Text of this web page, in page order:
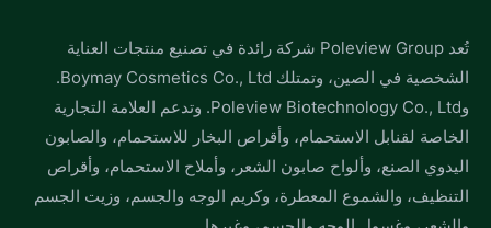
تُعد Poleview Group شركة رائدة في تصنيع منتجات العناية
الشخصية في الصين، وتمتلك Boymay Cosmetics Co., Ltd.
وPoleview Biotechnology Co., Ltd. وتدعم العلامة التجارية
الخاصة لقنابل الاستحمام، وأقراص البخار للاستحمام، والصابون
اليدوي الصنع، وألواح صابون الشعر، وأملاح الاستحمام، وأقراص
التنظيف، والشموع المعطرة، وكريم الوجه والجسم، وزيت الجسم